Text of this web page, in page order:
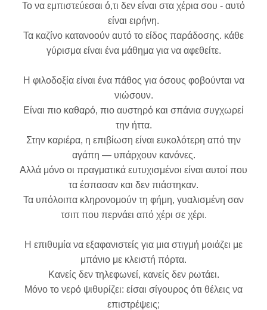
Το να εμπιστεύεσαι ό,τι δεν είναι στα χέρια σου - αυτό
είναι ειρήνη.
Τα καζίνο κατανοούν αυτό το είδος παράδοσης. κάθε
γύρισμα είναι ένα μάθημα για να αφεθείτε.
Η φιλοδοξία είναι ένα πάθος για όσους φοβούνται να
νιώσουν.
Είναι πιο καθαρό, πιο αυστηρό και σπάνια συγχωρεί
την ήττα.
Στην καριέρα, η επιβίωση είναι ευκολότερη από την
αγάπη — υπάρχουν κανόνες.
Αλλά μόνο οι πραγματικά ευτυχισμένοι είναι αυτοί που
τα έσπασαν και δεν πιάστηκαν.
Τα υπόλοιπα κληρονομούν τη φήμη, γυαλισμένη σαν
τσιπ που περνάει από χέρι σε χέρι.
Η επιθυμία να εξαφανιστείς για μια στιγμή μοιάζει με
μπάνιο με κλειστή πόρτα.
Κανείς δεν τηλεφωνεί, κανείς δεν ρωτάει.
Μόνο το νερό ψιθυρίζει: είσαι σίγουρος ότι θέλεις να
επιστρέψεις;